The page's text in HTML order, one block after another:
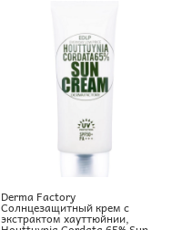
Derma Factory
Солнцезащитный крем с
экстрактом хауттюйнии,